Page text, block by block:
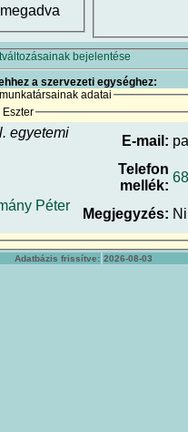
bejelentése
a szervezeti egységhez:
adatai
Eszter
egyetemi
E-mail:
Telefon
mellék:
Péter
Megjegyzés:
Adatbázis frissítve: 2026-08-03